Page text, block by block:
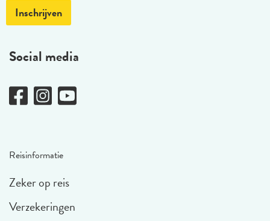
Inschrijven
Social media
Reisinformatie
Zeker op reis
Verzekeringen